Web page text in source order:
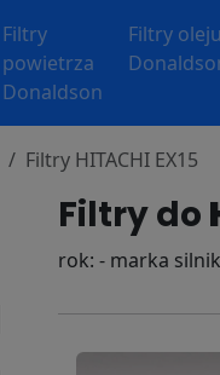
Filtry
powietrza
Donaldson
Filtry oleju
Filtry HITACHI EX15
Filtry do
rok: - marka